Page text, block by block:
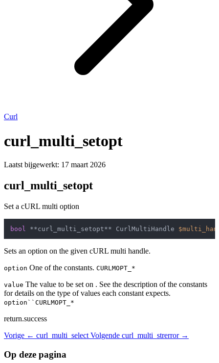
Curl
curl_multi_setopt
Laatst bijgewerkt: 17 maart 2026
curl_multi_setopt
Set a cURL multi option
bool **curl_multi_setopt** CurlMultiHandle
Sets an option on the given cURL multi handle.
option One of the constants. CURLMOPT_*
value The value to be set on . See the description of the constants
for details on the type of values each constant expects.
option``CURLMOPT_*
return.success
Vorige ← curl_multi_select Volgende curl_multi_strerror →
Op deze pagina